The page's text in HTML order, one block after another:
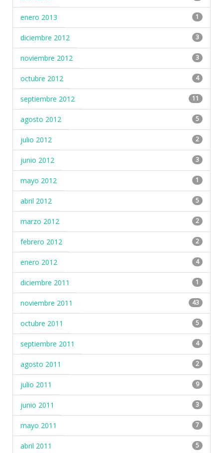
enero 2013 1
diciembre 2012 3
noviembre 2012 3
octubre 2012 4
septiembre 2012 11
agosto 2012 5
julio 2012 2
junio 2012 3
mayo 2012 1
abril 2012 5
marzo 2012 2
febrero 2012 2
enero 2012 4
diciembre 2011 1
noviembre 2011 43
octubre 2011 5
septiembre 2011 4
agosto 2011 2
julio 2011 9
junio 2011 3
mayo 2011 7
abril 2011 5